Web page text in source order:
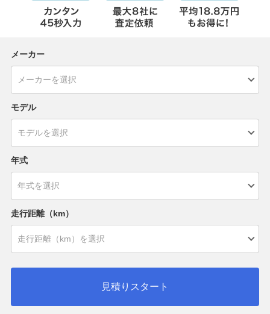
メーカー
モデル
年式
走行距離（km）
見積りスタート